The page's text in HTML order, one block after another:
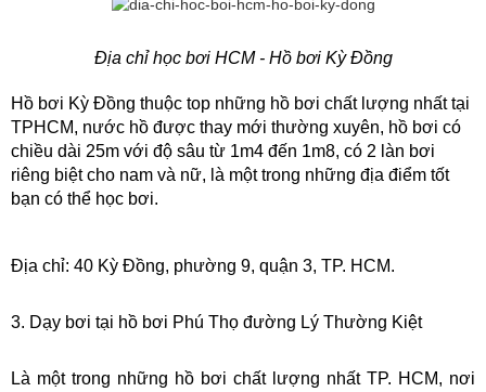
Địa chỉ học bơi HCM - Hồ bơi Kỳ Đồng
Hồ bơi Kỳ Đồng thuộc top những hồ bơi chất lượng nhất tại
TPHCM, nước hồ được thay mới thường xuyên, hồ bơi có
chiều dài 25m với độ sâu từ 1m4 đến 1m8, có 2 làn bơi
riêng biệt cho nam và nữ, là một trong những địa điểm tốt
bạn có thể học bơi.
Địa chỉ: 40 Kỳ Đồng, phường 9, quận 3, TP. HCM.
3. Dạy bơi tại hồ bơi Phú Thọ đường Lý Thường Kiệt
Là một trong những hồ bơi chất lượng nhất TP. HCM, nơi